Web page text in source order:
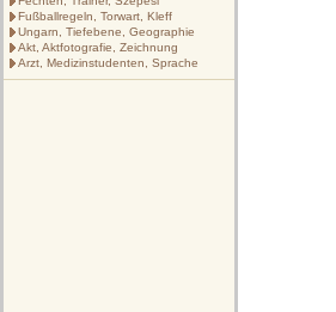
Fußballregeln, Torwart, Kleff
Ungarn, Tiefebene, Geographie
Akt, Aktfotografie, Zeichnung
Arzt, Medizinstudenten, Sprache